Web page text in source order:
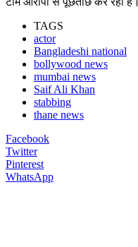
TAGS
actor
Bangladeshi national
bollywood news
mumbai news
Saif Ali Khan
stabbing
thane news
Facebook
Twitter
Pinterest
WhatsApp